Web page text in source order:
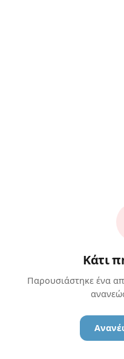
Κάτι
Παρουσιάστηκε ένα